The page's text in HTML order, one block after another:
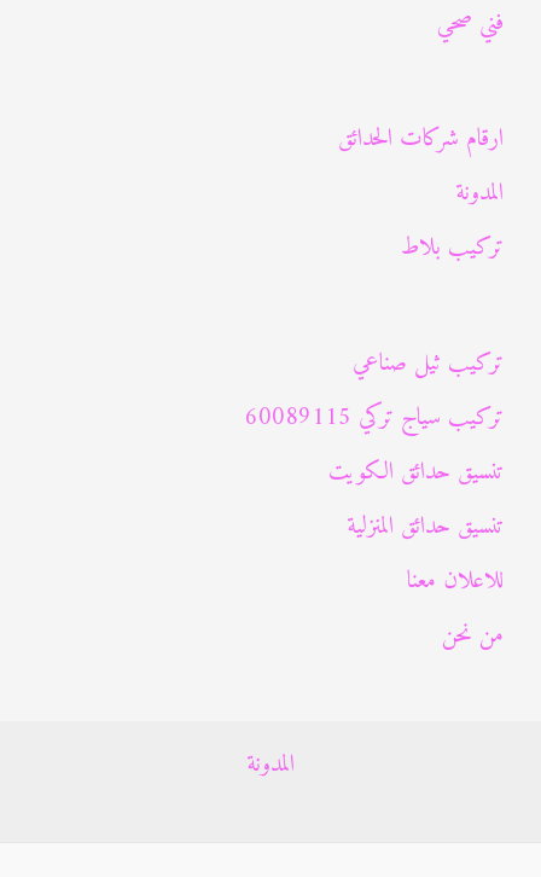
ح
ع
ن
فني صحي
ارقام شركات الحدائق
المدونة
تركيب بلاط
تركيب ثيل صناعي
تركيب سياج تركي 60089115
تنسيق حدائق الكويت
تنسيق حدائق المنزلية
للاعلان معنا
من نحن
المدونة